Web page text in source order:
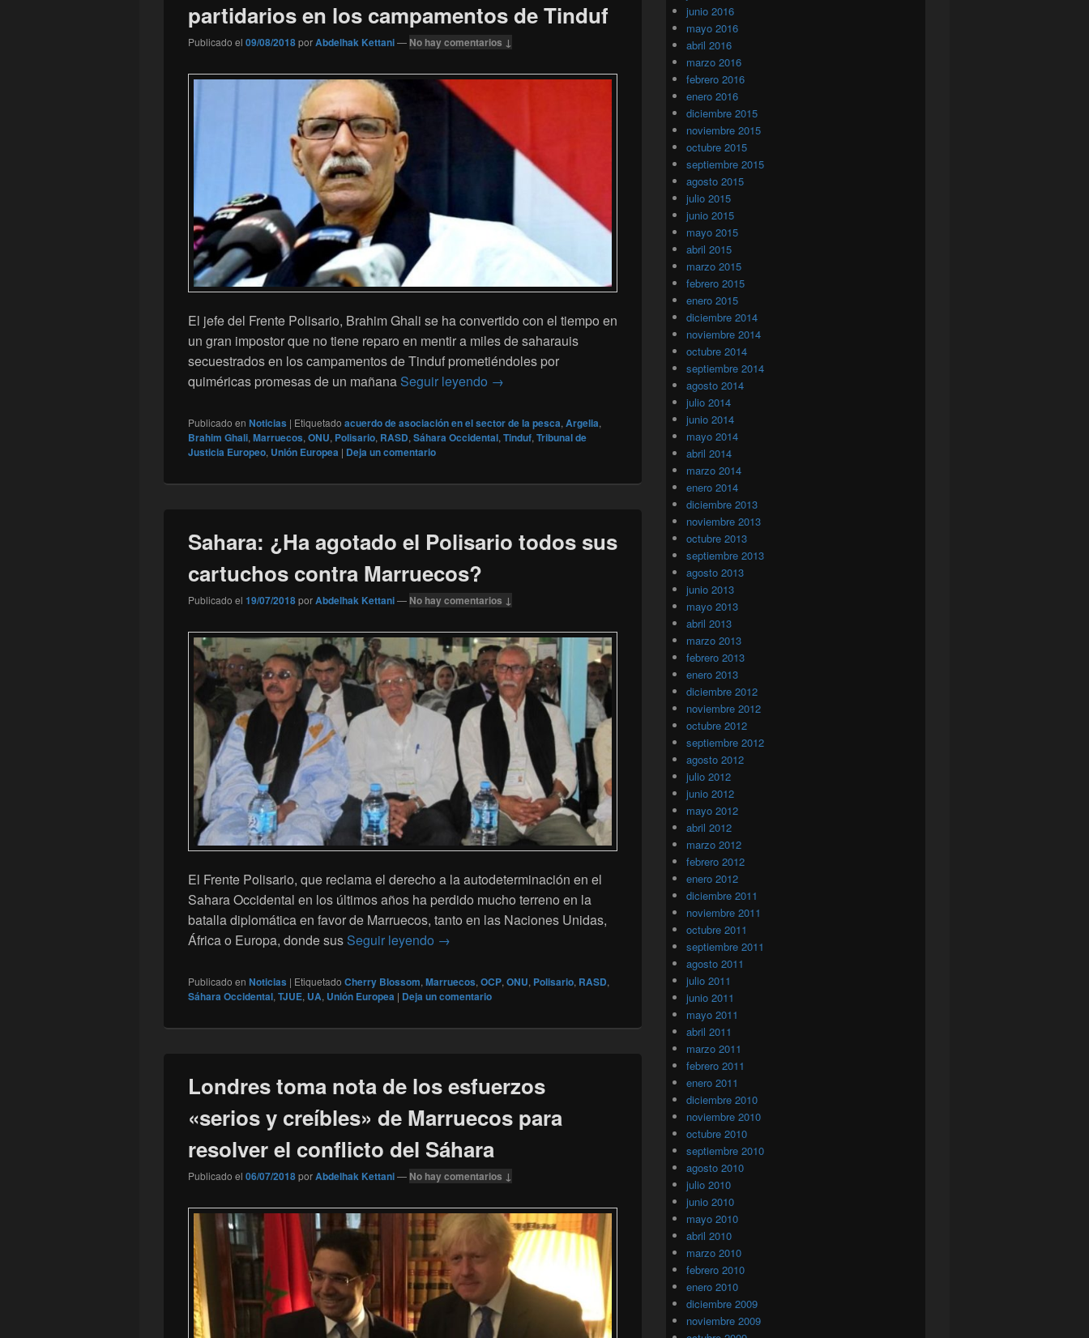
partidarios en los campamentos de Tinduf
Publicado el 09/08/2018porAbdelhak Kettani— No hay comentarios ↓
El jefe del Frente Polisario, Brahim Ghali se ha convertido con el tiempo en
un gran impostor que no tiene reparo en mentir a miles de saharauis
secuestrados en los campamentos de Tinduf prometiéndoles por
quiméricas promesas de un mañana Seguir leyendo El jefe del Polisario engaña a sus partidarios en los campamentos de Tinduf
→
Publicado en Noticias | Etiquetado acuerdo de asociación en el sector de la pesca,Argelia,
Brahim Ghali,Marruecos,ONU, Polisario, RASD,Sáhara Occidental,Tinduf,Tribunal de
Justicia Europeo, Unión Europea | Deja un comentario
Sahara: ¿Ha agotado el Polisario todos sus
cartuchos contra Marruecos?
Publicado el 19/07/2018porAbdelhak Kettani— No hay comentarios ↓
El Frente Polisario, que reclama el derecho a la autodeterminación en el
Sahara Occidental en los últimos años ha perdido mucho terreno en la
batalla diplomática en favor de Marruecos, tanto en las Naciones Unidas,
África o Europa, donde sus Seguir leyendo Sahara: ¿Ha agotado el Polisario todos sus cartuchos contra Marruecos?
→
Publicado en Noticias | Etiquetado Cherry Blossom, Marruecos, OCP, ONU, Polisario, RASD,
Sáhara Occidental, TJUE, UA, Unión Europea | Deja un comentario
Londres toma nota de los esfuerzos
«serios y creíbles» de Marruecos para
resolver el conflicto del Sáhara
Publicado el 06/07/2018porAbdelhak Kettani— No hay comentarios ↓
junio 2016
mayo 2016
abril 2016
marzo 2016
febrero 2016
enero 2016
diciembre 2015
noviembre 2015
octubre 2015
septiembre 2015
agosto 2015
julio 2015
junio 2015
mayo 2015
abril 2015
marzo 2015
febrero 2015
enero 2015
diciembre 2014
noviembre 2014
octubre 2014
septiembre 2014
agosto 2014
julio 2014
junio 2014
mayo 2014
abril 2014
marzo 2014
enero 2014
diciembre 2013
noviembre 2013
octubre 2013
septiembre 2013
agosto 2013
junio 2013
mayo 2013
abril 2013
marzo 2013
febrero 2013
enero 2013
diciembre 2012
noviembre 2012
octubre 2012
septiembre 2012
agosto 2012
julio 2012
junio 2012
mayo 2012
abril 2012
marzo 2012
febrero 2012
enero 2012
diciembre 2011
noviembre 2011
octubre 2011
septiembre 2011
agosto 2011
julio 2011
junio 2011
mayo 2011
abril 2011
marzo 2011
febrero 2011
enero 2011
diciembre 2010
noviembre 2010
octubre 2010
septiembre 2010
agosto 2010
julio 2010
junio 2010
mayo 2010
abril 2010
marzo 2010
febrero 2010
enero 2010
diciembre 2009
noviembre 2009